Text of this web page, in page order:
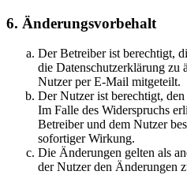
6. Änderungsvorbehalt
Der Betreiber ist berechtigt,
die Datenschutzerklärung
Nutzer per E-Mail mitgeteilt.
Der Nutzer ist berechtigt,
Im Falle des Widerspruchs
Betreiber und dem Nutzer
sofortiger Wirkung.
Die Änderungen gelten als
der Nutzer den Änderungen